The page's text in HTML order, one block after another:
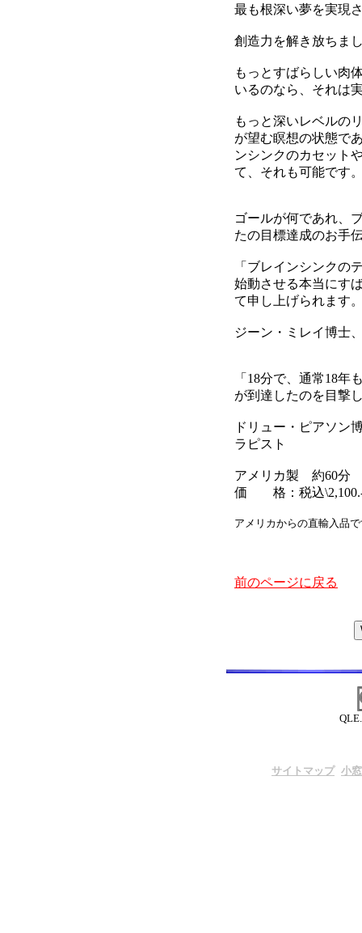
最も根深い夢を実現
創造力を解き放ちま
もっとすばらしい肉
いるのなら、それは
もっと深いレベルの
が望む瞑想の状態で
ンシンクのカセット
て、それも可能です
ゴールが何であれ、
たの目標達成のお手
「ブレインシンクの
始動させる本当にす
て申し上げられます
ジーン・ミレイ博士
「18分で、通常18年
が到達したのを目撃
ドリュー・ピアソン
ラピスト
アメリカ製 約60分
価 格：税込
アメリカからの直輸入品
前のページに戻る
サイトマップ 小